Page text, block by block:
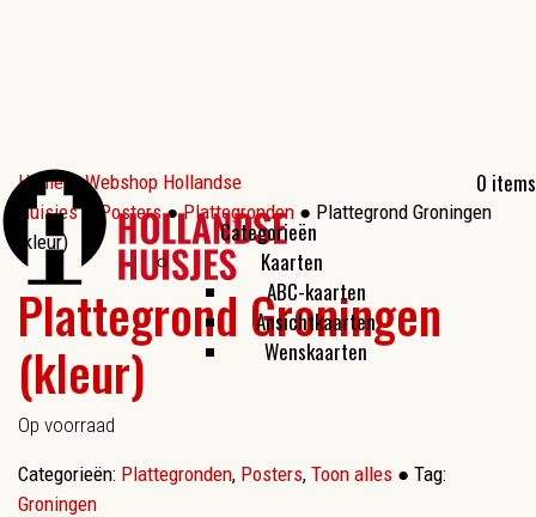
0 items
Categorieën
Kaarten
ABC-kaarten
Ansichtkaarten
Wenskaarten
Home●Webshop Hollandse
Huisjes● Posters●Plattegronden ● Plattegrond Groningen
(kleur)
Plattegrond Groningen
(kleur)
Op voorraad
Categorieën: Plattegronden, Posters, Toon alles ● Tag:
Groningen